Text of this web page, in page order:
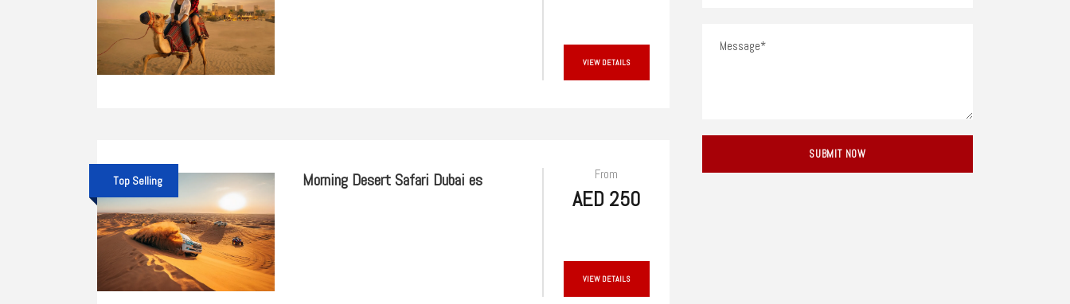
VIEW DETAILS
Top Selling Morning Desert Safari Dubai es From
AED 250
VIEW DETAILS